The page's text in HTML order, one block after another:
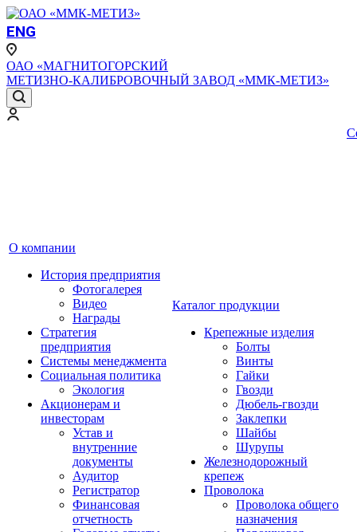
ENG
ОАО «МАГНИТОГОРСКИЙ
МЕТИЗНО-КАЛИБРОВОЧНЫЙ ЗАВОД «ММК-МЕТИЗ»
О компании
История предприятия
Фотогалерея
Видео
Награды
Стратегия
предприятия
Системы менеджмента
Социальная политика
Экология
Акционерам и
инвесторам
Устав и
внутренние
документы
Аудитор
Регистратор
Финансовая
отчетность
Каталог продукции
Крепежные изделия
Болты
Винты
Гайки
Гвозди
Дюбель-гвозди
Заклепки
Шайбы
Шурупы
Железнодорожный
крепеж
Проволока
Проволока общего
назначения